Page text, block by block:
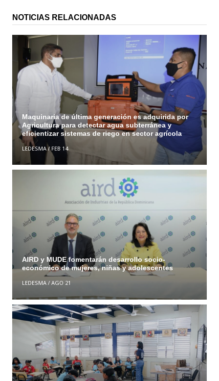
NOTICIAS RELACIONADAS
Maquinaria de última generación es adquirida por
Agricultura para detectar agua subterránea y
eficientizar sistemas de riego en sector agrícola
LEDESMA/ FEB 14
AIRD y MUDE fomentarán desarrollo socio-
económico de mujeres, niñas y adolescentes
LEDESMA/ AGO 21